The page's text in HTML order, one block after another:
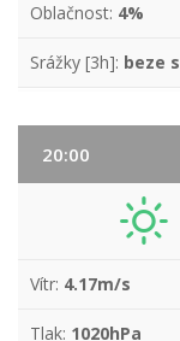
Oblačnost: 4%
Srážky [3h]: beze
20:00
Vítr: 4.17m/s
Tlak: 1020hPa